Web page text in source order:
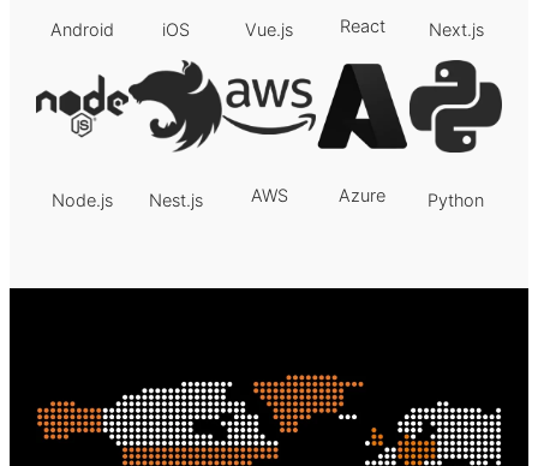
Android iOS Vue.js React Next.js
Node.js Nest.js AWS Azure Python